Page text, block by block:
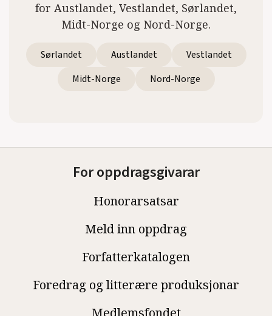
for Austlandet, Vestlandet, Sørlandet,
Midt-Norge og Nord-Norge.
Sørlandet Austlandet
Vestlandet
Midt-Norge
Nord-Norge
For oppdragsgivarar
Honorarsatsar
Meld inn oppdrag
Forfatterkatalogen
Foredrag og litterære produksjonar
Medlemsfondet